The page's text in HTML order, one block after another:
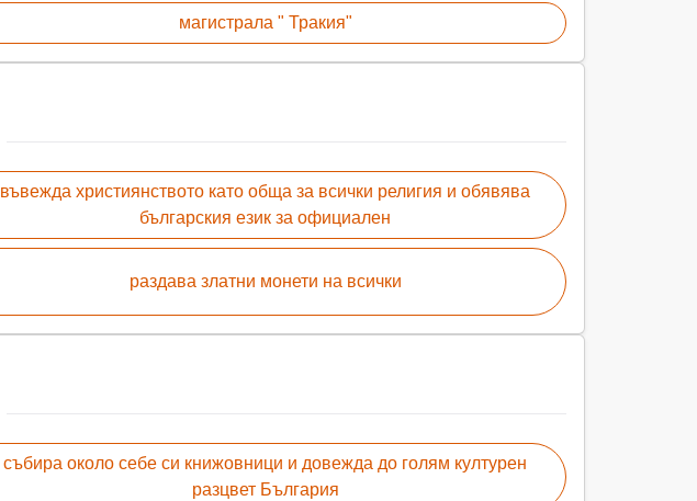
магистрала " Тракия"
въвежда християнството като обща за всички религия и обявява
българския език за официален
раздава златни монети на всички
събира около себе си книжовници и довежда до голям културен
разцвет България